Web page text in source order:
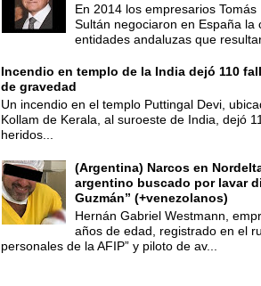
En 2014 los empresarios
Sultán negociaron en España la
entidades andaluzas que
Incendio en templo de la India dejó 110
de gravedad
Un incendio en el templo Puttingal Devi,
Kollam de Kerala, al suroeste de India, dejó
heridos...
(Argentina) Narcos en
argentino buscado por lavar
Guzmán” (+venezolanos)
Hernán Gabriel Westmann,
años de edad, registrado en el
personales de la AFIP” y piloto de av...